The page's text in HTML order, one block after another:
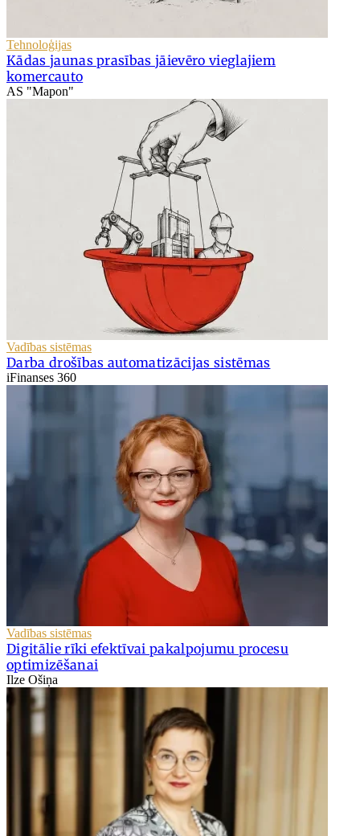
Tehnoloģijas
Kādas jaunas prasības jāievēro vieglajiem
komercauto
AS "Mapon"
Vadības sistēmas
Darba drošības automatizācijas sistēmas
iFinanses 360
Vadības sistēmas
Digitālie rīki efektīvai pakalpojumu procesu
optimizēšanai
Ilze Ošiņa